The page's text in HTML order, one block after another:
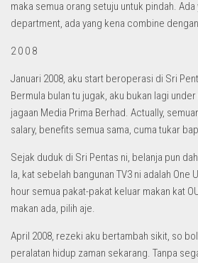
maka semua orang setuju untuk pindah.
department, ada yang kena combine
2 0 0 8
Januari 2008, aku start beroperasi di Sri
Bermula bulan tu jugak, aku bukan lagi
jagaan Media Prima Berhad. Actually,
salary, benefits semua sama, cuma tukar
Sejak duduk di Sri Pentas ni, belanja pun
la, kat sebelah bangunan TV3 ni adalah One
hour semua pakat-pakat keluar makan kat
makan ada, pilih aje.
April 2008, rezeki aku bertambah sikit, so
peralatan hidup zaman sekarang. Tanpa